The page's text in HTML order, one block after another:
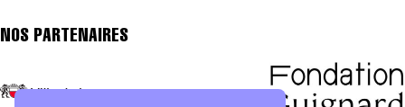
NOS PARTENAIRES